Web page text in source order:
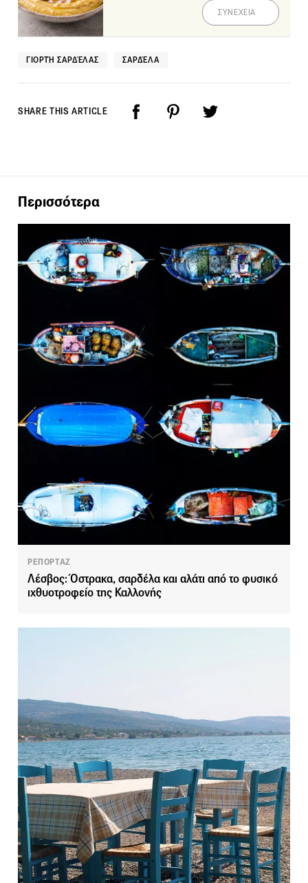
ΣΥΝΕΧΕΙΑ
ΓΙΟΡΤΉ ΣΑΡΔΈΛΑΣ ΣΑΡΔΈΛΑ
SHARE THIS ARTICLE
Περισσότερα
ΡΕΠΟΡΤΑΖ
Λέσβος: Όστρακα, σαρδέλα και αλάτι από το φυσικό
ιχθυοτροφείο της Καλλονής